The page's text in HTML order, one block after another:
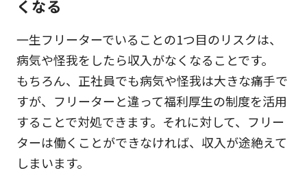
くなる
一生フリーターでいることの1つ目のリスクは、
病気や怪我をしたら収入がなくなることです。
もちろん、正社員でも病気や怪我は大きな痛手で
すが、フリーターと違って福利厚生の制度を活用
することで対処できます。それに対して、フリー
ターは働くことができなければ、収入が途絶えて
しまいます。